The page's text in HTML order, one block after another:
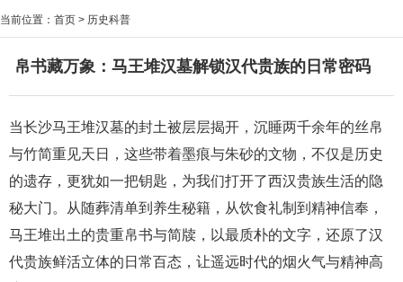
当前位置： 首页 > 历史科普
帛书藏万象：马王堆汉墓解锁汉代贵族的日常密码
当长沙马王堆汉墓的封土被层层揭开，沉睡两千余年的丝帛
与竹简重见天日，这些带着墨痕与朱砂的文物，不仅是历史
的遗存，更犹如一把钥匙，为我们打开了西汉贵族生活的隐
秘大门。从随葬清单到养生秘籍，从饮食礼制到精神信奉，
马王堆出土的贵重帛书与简牍，以最质朴的文字，还原了汉
代贵族鲜活立体的日常百态，让遥远时代的烟火气与精神高